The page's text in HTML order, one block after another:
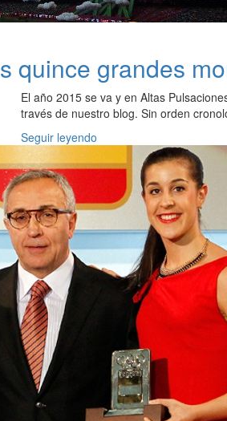
quince grandes
El año 2015 se va y en Altas
través de nuestro blog. Sin orden
Seguir leyendo